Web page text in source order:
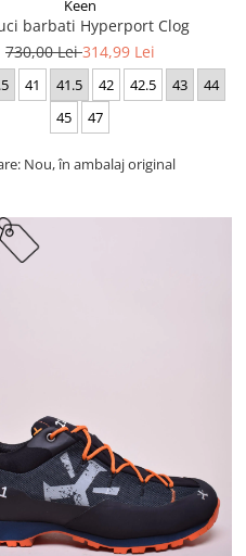
Keen
barbati Hyperport Clog
730,00 Lei314,99 Lei
41 41.5 42 42.5 43
44
45
47
Nou, în ambalaj original